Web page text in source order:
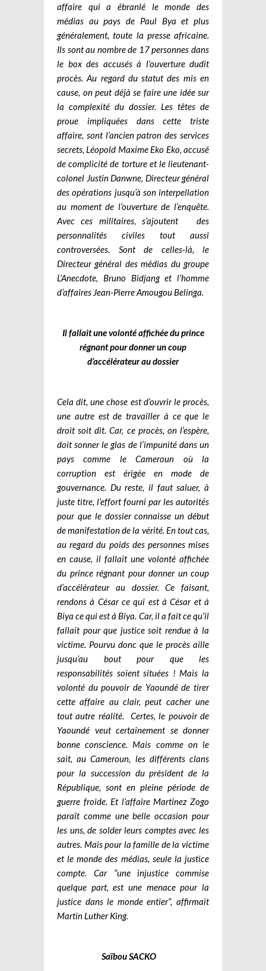
affaire qui a ébranlé le monde des
médias au pays de Paul Bya et plus
généralement, toute la presse africaine.
Ils sont au nombre de 17 personnes dans
le box des accusés à l’ouverture dudit
procès. Au regard du statut des mis en
cause, on peut déjà se faire une idée sur
la complexité du dossier. Les têtes de
proue impliquées dans cette triste
affaire, sont l’ancien patron des services
secrets, Léopold Maxime Eko Eko, accusé
de complicité de torture et le lieutenant-
colonel Justin Danwne, Directeur général
des opérations jusqu’à son interpellation
au moment de l’ouverture de l’enquête.
Avec ces militaires, s’ajoutent des
personnalités civiles tout aussi
controversées. Sont de celles-là, le
Directeur général des médias du groupe
L’Anecdote, Bruno Bidjang et l’homme
d’affaires Jean-Pierre Amougou Belinga.
Il fallait une volonté affichée du prince
régnant pour donner un coup
d’accélérateur au dossier
Cela dit, une chose est d’ouvrir le procès,
une autre est de travailler à ce que le
droit soit dit. Car, ce procès, on l’espère,
doit sonner le glas de l’impunité dans un
pays comme le Cameroun où la
corruption est érigée en mode de
gouvernance. Du reste, il faut saluer, à
juste titre, l’effort fourni par les autorités
pour que le dossier connaisse un début
de manifestation de la vérité. En tout cas,
au regard du poids des personnes mises
en cause, il fallait une volonté affichée
du prince régnant pour donner un coup
d’accélérateur au dossier. Ce faisant,
rendons à César ce qui est à César et à
Biya ce qui est à Biya. Car, il a fait ce qu’il
fallait pour que justice soit rendue à la
victime. Pourvu donc que le procès aille
jusqu’au bout pour que les
responsabilités soient situées ! Mais la
volonté du pouvoir de Yaoundé de tirer
cette affaire au clair, peut cacher une
tout autre réalité. Certes, le pouvoir de
Yaoundé veut certainement se donner
bonne conscience. Mais comme on le
sait, au Cameroun, les différents clans
pour la succession du président de la
République, sont en pleine période de
guerre froide. Et l’affaire Martinez Zogo
paraît comme une belle occasion pour
les uns, de solder leurs comptes avec les
autres. Mais pour la famille de la victime
et le monde des médias, seule la justice
compte. Car “une injustice commise
quelque part, est une menace pour la
justice dans le monde entier”, affirmait
Martin Luther King.
Saïbou SACKO